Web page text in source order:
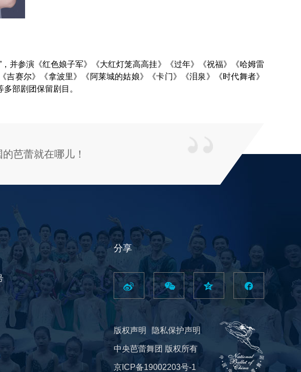
，并参演《红色娘子军》《大红灯笼高高挂》《过年》《祝福》《哈姆雷
赛尔》《拿波里》《阿莱城的姑娘》《卡门》《泪泉》《时代舞者》
部剧团保留剧目。
芭蕾就在哪儿！
分享
版权声明 隐私保护声明
中央芭蕾舞团 版权所有
京ICP备19002203号-1